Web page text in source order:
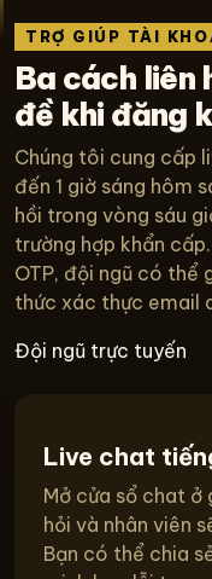
TRỢ GIÚP TÀI
Ba cách liên
đề khi đăng
Chúng tôi cung cấp
đến 1 giờ sáng hôm
hồi trong vòng sáu
trường hợp khẩn
OTP, đội ngũ có thể
thức xác thực email
Đội ngũ trực tuyến
Live chat
Mở cửa sổ chat ở
hỏi và nhân viên
Bạn có thể chia